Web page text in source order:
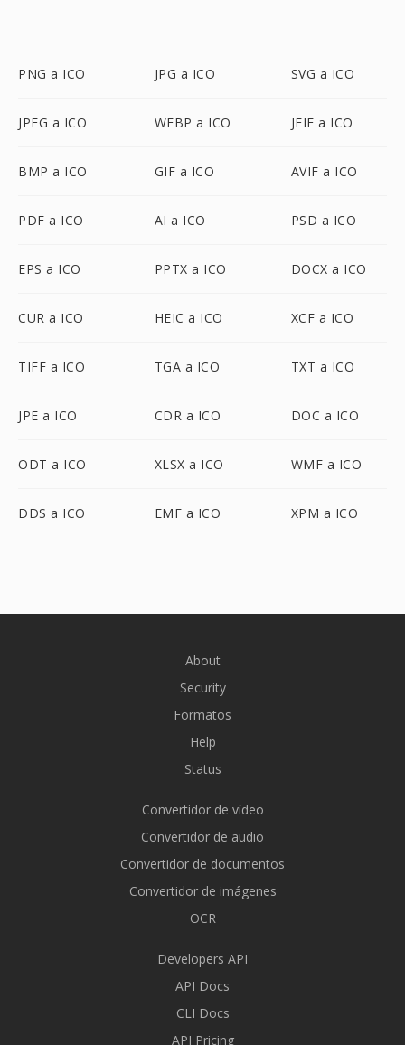
PNG a ICO JPG a ICO SVG a ICO
JPEG a ICO WEBP a ICO JFIF a ICO
BMP a ICO GIF a ICO AVIF a ICO
PDF a ICO AI a ICO PSD a ICO
EPS a ICO PPTX a ICO DOCX a ICO
CUR a ICO HEIC a ICO XCF a ICO
TIFF a ICO TGA a ICO TXT a ICO
JPE a ICO CDR a ICO DOC a ICO
ODT a ICO XLSX a ICO WMF a ICO
DDS a ICO EMF a ICO XPM a ICO
About
Security
Formatos
Help
Status
Convertidor de vídeo
Convertidor de audio
Convertidor de documentos
Convertidor de imágenes
OCR
Developers API
API Docs
CLI Docs
API Pricing